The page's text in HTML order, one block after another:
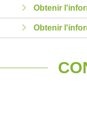
Obtenir
Obtenir